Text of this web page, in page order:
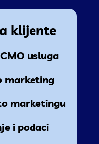
klijente
usluga
marketing
marketingu
i podaci